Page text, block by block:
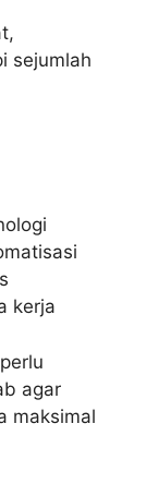
sejumlah
kerja
agar
maksimal